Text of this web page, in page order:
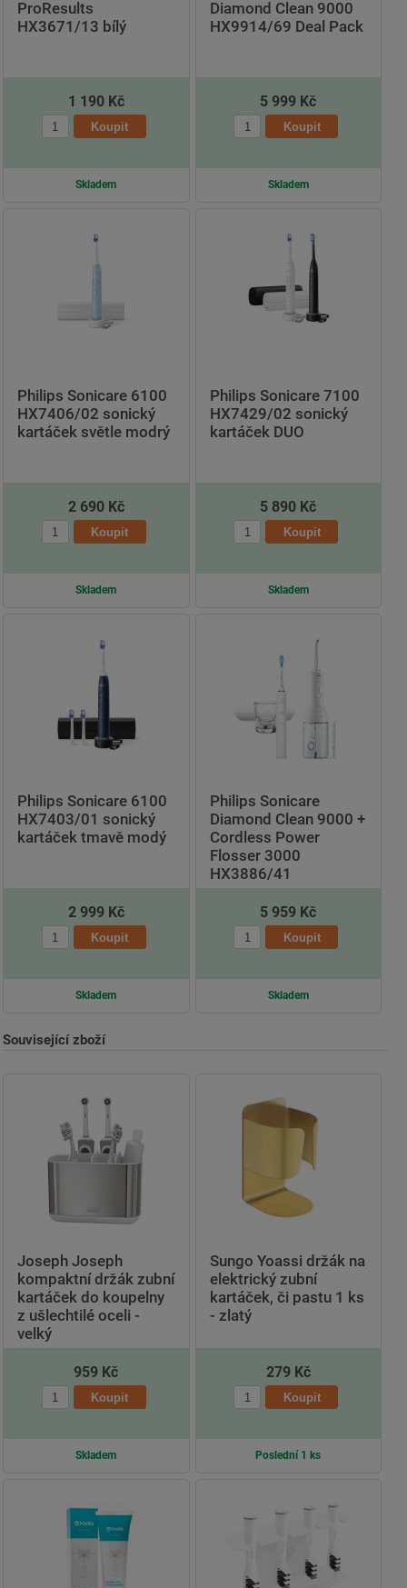
ProResults
HX3671/13 bílý
1 190 Kč
Skladem
Diamond Clean 9000
HX9914/69 Deal Pack
5 999 Kč
Skladem
Philips Sonicare 6100
HX7406/02 sonický
kartáček světle modrý
2 690 Kč
Skladem
Philips Sonicare 7100
HX7429/02 sonický
kartáček DUO
5 890 Kč
Skladem
Philips Sonicare 6100
HX7403/01 sonický
kartáček tmavě modý
2 999 Kč
Skladem
Philips Sonicare
Diamond Clean 9000 +
Cordless Power
Flosser 3000
HX3886/41
5 959 Kč
Skladem
Související zboží
Joseph Joseph
kompaktní držák zubní
kartáček do koupelny
z ušlechtilé oceli -
velký
959 Kč
Skladem
Sungo Yoassi držák na
elektrický zubní
kartáček, či pastu 1 ks
- zlatý
279 Kč
Poslední 1 ks